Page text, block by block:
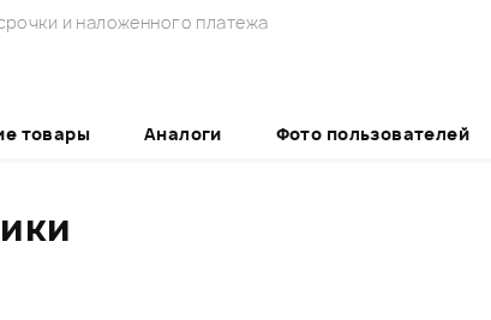
и наложенного платежа
товары Аналоги Фото пользователей